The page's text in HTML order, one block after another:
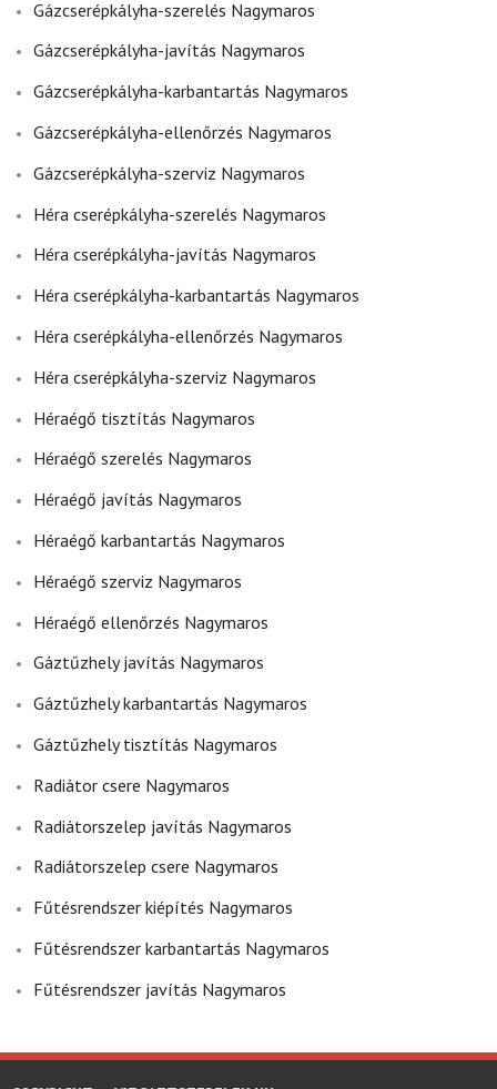
Gázcserépkályha-szerelés Nagymaros
Gázcserépkályha-javítás Nagymaros
Gázcserépkályha-karbantartás Nagymaros
Gázcserépkályha-ellenőrzés Nagymaros
Gázcserépkályha-szerviz Nagymaros
Héra cserépkályha-szerelés Nagymaros
Héra cserépkályha-javítás Nagymaros
Héra cserépkályha-karbantartás Nagymaros
Héra cserépkályha-ellenőrzés Nagymaros
Héra cserépkályha-szerviz Nagymaros
Héraégő tisztítás Nagymaros
Héraégő szerelés Nagymaros
Héraégő javítás Nagymaros
Héraégő karbantartás Nagymaros
Héraégő szerviz Nagymaros
Héraégő ellenőrzés Nagymaros
Gáztűzhely javítás Nagymaros
Gáztűzhely karbantartás Nagymaros
Gáztűzhely tisztítás Nagymaros
Radiátor csere Nagymaros
Radiátorszelep javítás Nagymaros
Radiátorszelep csere Nagymaros
Fűtésrendszer kiépítés Nagymaros
Fűtésrendszer karbantartás Nagymaros
Fűtésrendszer javítás Nagymaros